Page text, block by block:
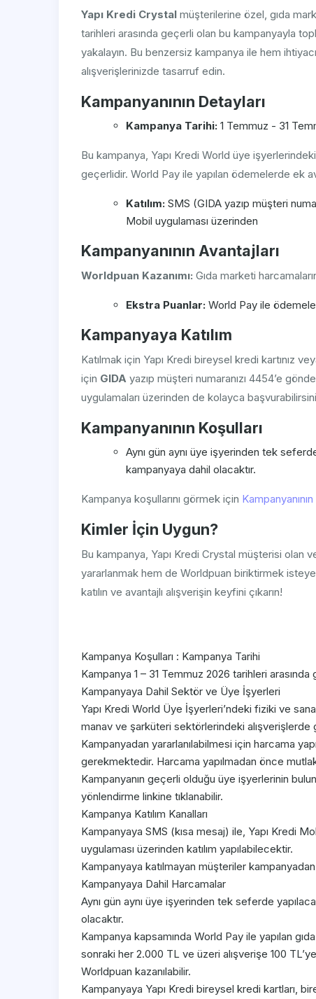
Yapı Kredi Crystal müşterilerine özel, gıda
tarihleri arasında geçerli olan bu kampanyayla
yakalayın. Bu benzersiz kampanya ile hem
alışverişlerinizde tasarruf edin.
Kampanyanının Detayları
Kampanya Tarihi: 1 Temmuz - 31
Bu kampanya, Yapı Kredi World üye
geçerlidir. World Pay ile yapılan ödemelerde ek
Katılım: SMS (GIDA yazıp müşteri
Mobil uygulaması üzerinden
Kampanyanının Avantajları
Worldpuan Kazanımı: Gıda marketi
Ekstra Puanlar: World Pay ile
Kampanyaya Katılım
Katılmak için Yapı Kredi bireysel kredi kartınız
için GIDA yazıp müşteri numaranızı 4454’e
uygulamaları üzerinden de kolayca
Kampanyanının Koşulları
Aynı gün aynı üye işyerinden tek
kampanyaya dahil olacaktır.
Kampanya koşullarını görmek için
Kimler İçin Uygun?
Bu kampanya, Yapı Kredi Crystal müşterisi olan
yararlanmak hem de Worldpuan biriktirmek
katılın ve avantajlı alışverişin keyfini çıkarın!
Kampanya Koşulları : Kampanya Tarihi
Kampanya 1 – 31 Temmuz 2026 tarihleri arasında
Kampanyaya Dahil Sektör ve Üye İşyerleri
Yapı Kredi World Üye İşyerleri’ndeki fiziki ve
manav ve şarküteri sektörlerindeki alışverişlerde
Kampanyadan yararlanılabilmesi için harcama
gerekmektedir. Harcama yapılmadan önce
Kampanyanın geçerli olduğu üye işyerlerinin
yönlendirme linkine tıklanabilir.
Kampanya Katılım Kanalları
Kampanyaya SMS (kısa mesaj) ile, Yapı Kredi
uygulaması üzerinden katılım yapılabilecektir.
Kampanyaya katılmayan müşteriler
Kampanyaya Dahil Harcamalar
Aynı gün aynı üye işyerinden tek seferde
olacaktır.
Kampanya kapsamında World Pay ile yapılan
sonraki her 2.000 TL ve üzeri alışverişe 100
Worldpuan kazanılabilir.
Kampanyaya Yapı Kredi bireysel kredi kartları,